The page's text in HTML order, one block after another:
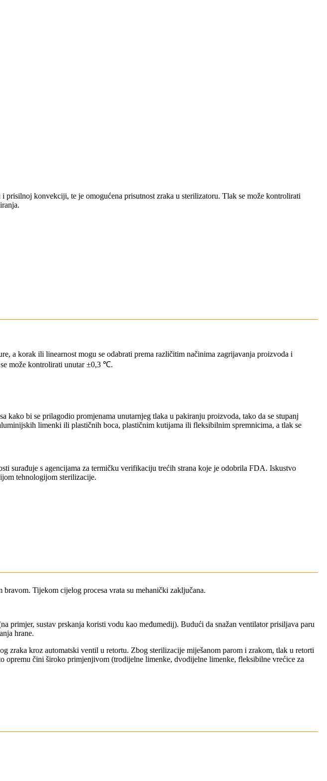
konvekciji, te je omogućena prisutnost zraka u sterilizatoru. Tlak se može kontrolirati
a korak ili linearnost mogu se odabrati prema različitim načinima zagrijavanja proizvoda i
se može kontrolirati unutar ±0,3 ℃.
bi se prilagodio promjenama unutarnjeg tlaka u pakiranju proizvoda, tako da se stupanj
limenki ili plastičnih boca, plastičnim kutijama ili fleksibilnim spremnicima, a tlak se
surađuje s agencijama za termičku verifikaciju trećih strana koje je odobrila FDA. Iskustvo
tehnologijom sterilizacije.
Tijekom cijelog procesa vrata su mehanički zaključana.
primjer, sustav prskanja koristi vodu kao međumedij). Budući da snažan ventilator prisiljava paru
hrane.
zraka kroz automatski ventil u retortu. Zbog sterilizacije miješanom parom i zrakom, tlak u retorti
opremu čini široko primjenjivom (trodijelne limenke, dvodijelne limenke, fleksibilne vrećice za